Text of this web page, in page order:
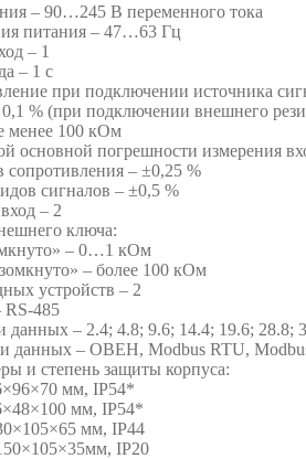
– 90…245 В переменного тока
питания – 47…63 Гц
– 1
– 1 с
при подключении источника
% (при подключении внешнего
менее 100 кОм
основной погрешности измерения
сопротивления – ±0,25 %
сигналов – ±0,5 %
– 2
ключа:
– 0…1 кОм
– более 100 кОм
устройств – 2
RS-485
данных – 2.4; 4.8; 9.6; 14.4; 19.6; 28.8;
данных – ОВЕН, Modbus RTU,
и степень защиты корпуса:
мм, IP54*
мм, IP54*
мм, IP44
IP20